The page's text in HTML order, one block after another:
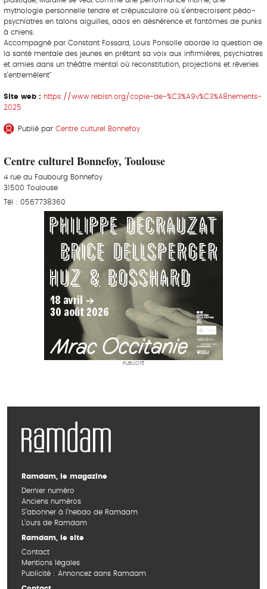
mythologie personnelle tendre et crépusculaire où s’entrecroisent pédo-
psychiatres en talons aiguilles, ados en déshérence et fantômes de punks
à chiens.
Accompagné par Constant Fossard, Louis Ponsolle aborde la question de
la santé mentale des jeunes en prêtant sa voix aux infirmières, psychiatres
et amies dans un théâtre mental où reconstitution, projections et rêveries
s’entremêlent"
Site web : https://www.rebish.org/copie-de-%C3%A9v%C3%A8nements-
2025
Publié par Centre culturel Bonnefoy
Centre culturel Bonnefoy, Toulouse
4 rue du Faubourg Bonnefoy
31500 Toulouse
Tél : 0567738360
PUBLICITÉ
Ramdam, le magazine
Dernier numéro
Anciens numéros
S’abonner à l’hebdo de Ramdam
L’ours de Ramdam
Ramdam, le site
Contact
Mentions légales
Publicité : Annoncez dans Ramdam